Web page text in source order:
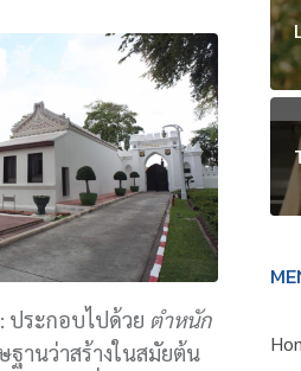
ประกอบไปด้วย ตำหนัก
านว่าสร้างในสมัยต้น